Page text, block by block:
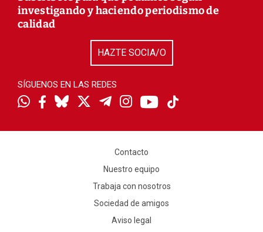
investigando y haciendo periodismo de
calidad
HAZTE SOCIA/O
SÍGUENOS EN LAS REDES
Contacto
Nuestro equipo
Trabaja con nosotros
Sociedad de amigos
Aviso legal